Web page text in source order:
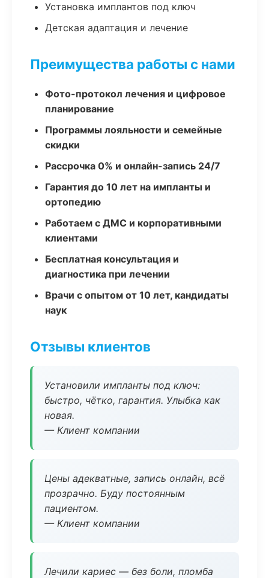
Установка имплантов под ключ
Детская адаптация и лечение
Преимущества работы с нами
Фото-протокол лечения и цифровое
планирование
Программы лояльности и семейные
скидки
Рассрочка 0% и онлайн-запись 24/7
Гарантия до 10 лет на импланты и
ортопедию
Работаем с ДМС и корпоративными
клиентами
Бесплатная консультация и
диагностика при лечении
Врачи с опытом от 10 лет, кандидаты
наук
Отзывы клиентов
Установили импланты под ключ:
быстро, чётко, гарантия. Улыбка как
новая.
— Клиент компании
Цены адекватные, запись онлайн, всё
прозрачно. Буду постоянным
пациентом.
— Клиент компании
Лечили кариес — без боли, пломба